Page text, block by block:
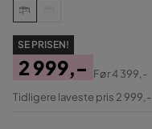
SE PRISEN!
Pris
2 999,-
Original
Før4 399,-
Tidligere laveste pris 2 999,-